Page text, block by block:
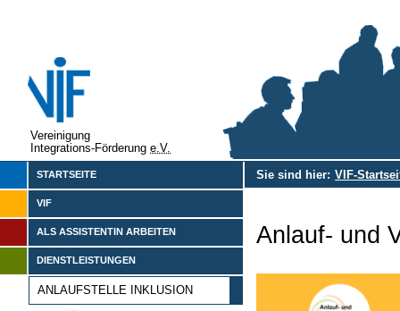
Vereinigung
Integrations-Förderung e.V.
STARTSEITE
VIF
ALS ASSISTENTIN ARBEITEN
DIENSTLEISTUNGEN
ANLAUFSTELLE INKLUSION
Sie sind hier: VIF-
Anlauf- und